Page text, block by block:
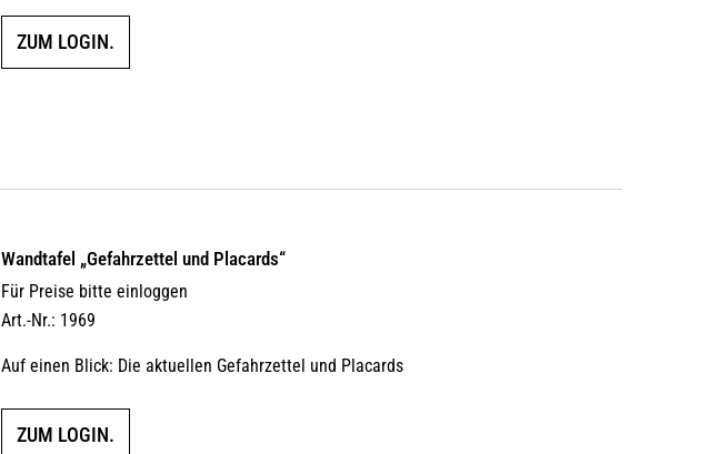
ZUM LOGIN.
Wandtafel „Gefahrzettel und Placards“
Für Preise bitte einloggen
Art.-Nr.: 1969
Auf einen Blick: Die aktuellen Gefahrzettel und Placards
ZUM LOGIN.